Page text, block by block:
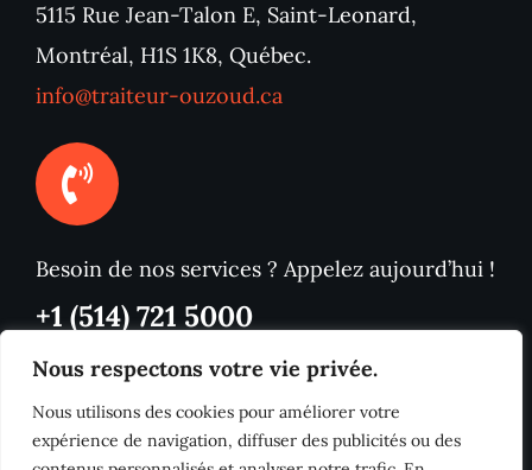
Nous respectons votre vie privée.
Nous utilisons des cookies pour améliorer votre
expérience de navigation, diffuser des publicités ou des
5115 Rue Jean-Talon E, Saint-Leonard,
Montréal, H1S 1K8, Québec.
info@traiteur-ouzoud.ca
Besoin de nos services ? Appelez aujourd’hui !
+1 (514) 721 5000